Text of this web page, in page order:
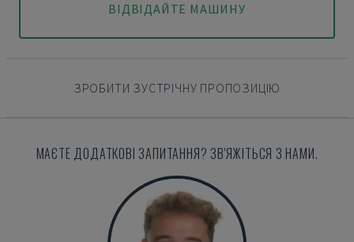
ВІДВІДАЙТЕ МАШИНУ
ЗРОБИТИ ЗУСТРІЧНУ ПРОПОЗИЦІЮ
МАЄТЕ ДОДАТКОВІ ЗАПИТАННЯ? ЗВ'ЯЖІТЬСЯ З НАМИ.